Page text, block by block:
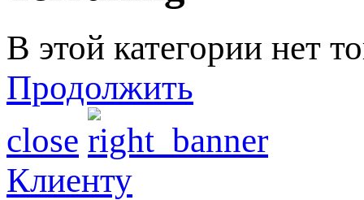
В этой категории нет
Продолжить
close
Клиенту